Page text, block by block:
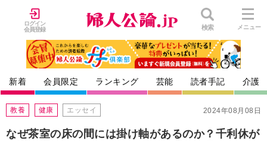
ログイン
会員登録
検索 メニュー
新着 会員限定 ランキング 芸能 読者手記 介護
2024年08月08日
教養 健康 エッセイ
なぜ茶室の床の間には掛け軸があるのか？千利休が